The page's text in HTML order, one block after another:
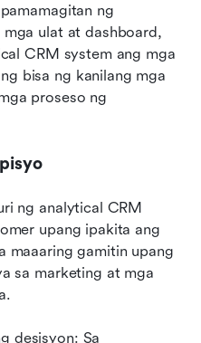
ng
ulat at dashboard,
CRM system ang mga
bisa ng kanilang mga
proseso ng
ng analytical CRM
upang ipakita ang
maaaring gamitin upang
sa marketing at mga
desisyon: Sa